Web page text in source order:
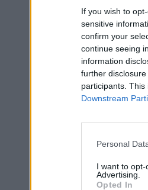
If you wish to
sensitive
confirm your
continue seeing
information
further
participants.
Downstream
Personal
I want to
Advertising.
Opted In